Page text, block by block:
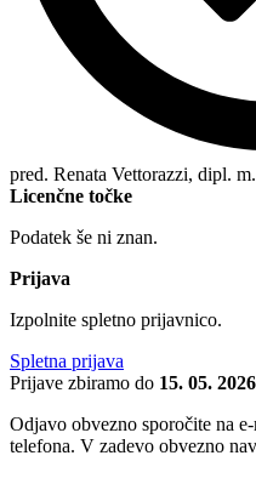
pred. Renata Vettorazzi, dipl.
Licenčne točke
Podatek še ni znan.
Prijava
Izpolnite spletno prijavnico.
Spletna prijava
Prijave zbiramo do 15. 05. 2026
Odjavo obvezno sporočite na
telefona. V zadevo obvezno